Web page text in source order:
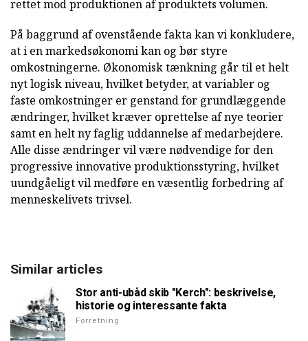
rettet mod produktionen af produktets volumen.
På baggrund af ovenstående fakta kan vi konkludere,
at i en markedsøkonomi kan og bør styre
omkostningerne. Økonomisk tænkning går til et helt
nyt logisk niveau, hvilket betyder, at variabler og
faste omkostninger er genstand for grundlæggende
ændringer, hvilket kræver oprettelse af nye teorier
samt en helt ny faglig uddannelse af medarbejdere.
Alle disse ændringer vil være nødvendige for den
progressive innovative produktionsstyring, hvilket
uundgåeligt vil medføre en væsentlig forbedring af
menneskelivets trivsel.
Similar articles
Stor anti-ubåd skib "Kerch": beskrivelse,
historie og interessante fakta
Forretning